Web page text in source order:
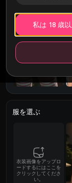
私は 18 歳
服を選ぶ
衣装画像をアップロ
ードするにはここを
クリックしてくださ
い。